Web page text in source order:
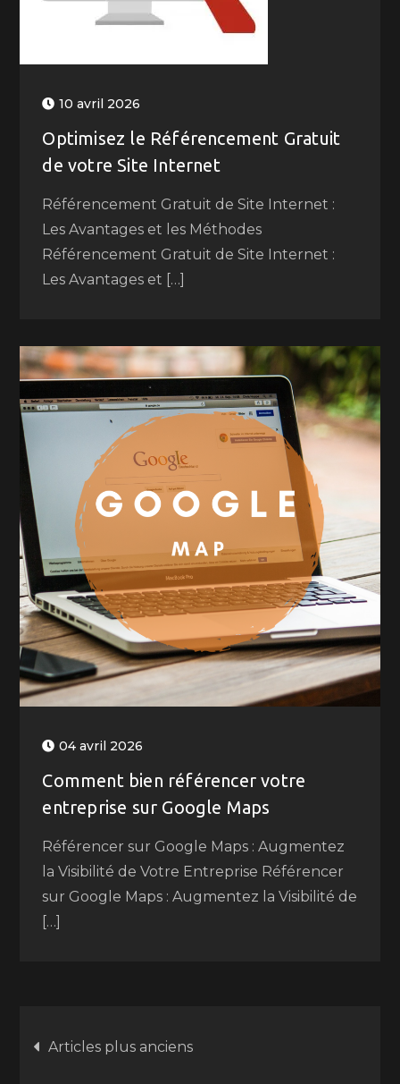
10 avril 2026
Optimisez le Référencement Gratuit
de votre Site Internet
Référencement Gratuit de Site Internet :
Les Avantages et les Méthodes
Référencement Gratuit de Site Internet :
Les Avantages et […]
04 avril 2026
Comment bien référencer votre
entreprise sur Google Maps
Référencer sur Google Maps : Augmentez
la Visibilité de Votre Entreprise Référencer
sur Google Maps : Augmentez la Visibilité de
[…]
Navigation
Articles plus anciens